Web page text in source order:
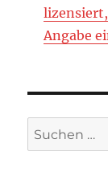
Angabe
Suchen
nach: